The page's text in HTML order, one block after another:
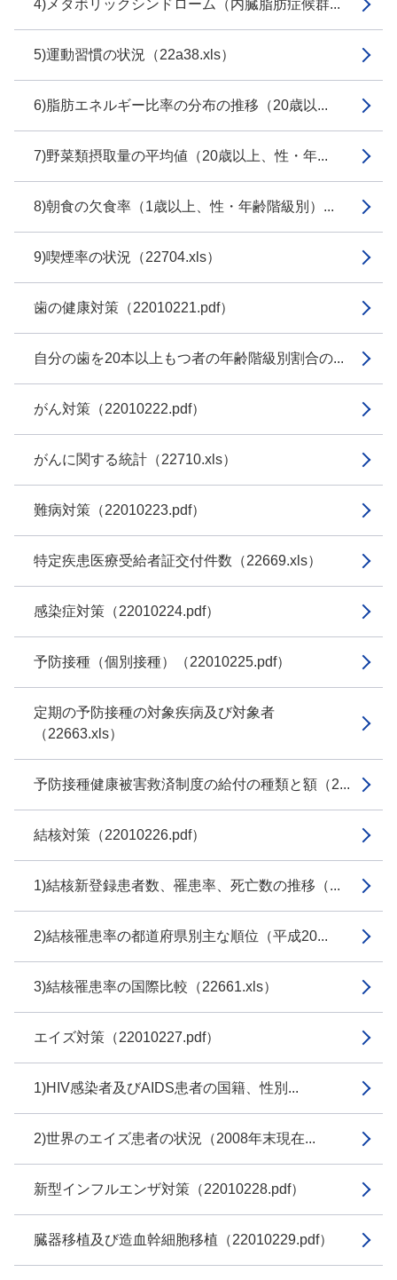
4)メタボリックシンドローム（内臓脂肪症候群...
5)運動習慣の状況（22a38.xls）
6)脂肪エネルギー比率の分布の推移（20歳以...
7)野菜類摂取量の平均値（20歳以上、性・年...
8)朝食の欠食率（1歳以上、性・年齢階級別）...
9)喫煙率の状況（22704.xls）
歯の健康対策（22010221.pdf）
自分の歯を20本以上もつ者の年齢階級別割合の...
がん対策（22010222.pdf）
がんに関する統計（22710.xls）
難病対策（22010223.pdf）
特定疾患医療受給者証交付件数（22669.xls）
感染症対策（22010224.pdf）
予防接種（個別接種）（22010225.pdf）
定期の予防接種の対象疾病及び対象者
（22663.xls）
予防接種健康被害救済制度の給付の種類と額（2...
結核対策（22010226.pdf）
1)結核新登録患者数、罹患率、死亡数の推移（...
2)結核罹患率の都道府県別主な順位（平成20...
3)結核罹患率の国際比較（22661.xls）
エイズ対策（22010227.pdf）
1)HIV感染者及びAIDS患者の国籍、性別...
2)世界のエイズ患者の状況（2008年末現在...
新型インフルエンザ対策（22010228.pdf）
臓器移植及び造血幹細胞移植（22010229.pdf）